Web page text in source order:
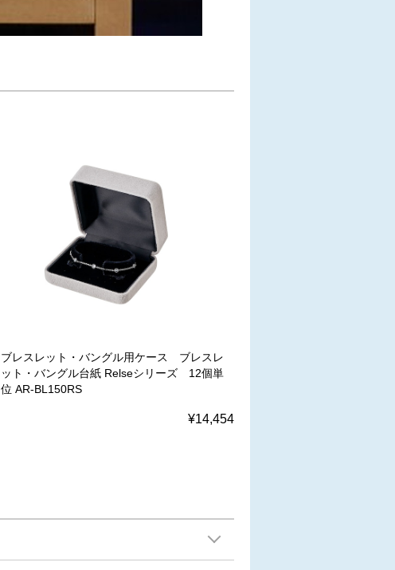
ブレスレット・バングル用ケース ブレスレ
ット・バングル台紙 Relseシリーズ 12個単
位 AR-BL150RS
¥14,454